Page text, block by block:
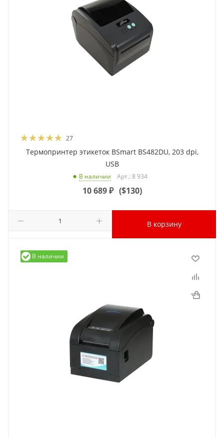
27
Термопринтер этикеток BSmart BS482DU, 203 dpi,
USB
В наличии Арт.: 8 934
10 689₽ ($130)
В корзину
В наличии